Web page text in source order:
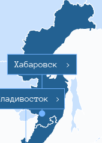
Хабаровск >
>